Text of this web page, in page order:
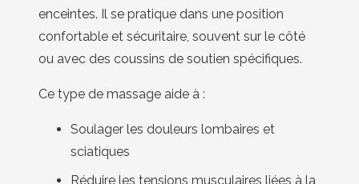
enceintes. Il se pratique dans une position
confortable et sécuritaire, souvent sur le côté
ou avec des coussins de soutien spécifiques.
Ce type de massage aide à :
Soulager les douleurs lombaires et
sciatiques
Réduire les tensions musculaires liées à la